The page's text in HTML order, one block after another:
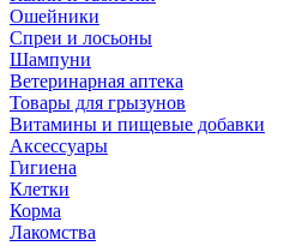
Ошейники
Спреи и лосьоны
Шампуни
Ветеринарная аптека
Товары для грызунов
Витамины и пищевые добавки
Аксессуары
Гигиена
Клетки
Корма
Лакомства